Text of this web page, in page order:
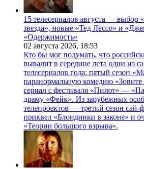
15 телесериалов августа — выбор
звезда», новые «Тед Лессо» и
«Одержимость»
02 августа 2026, 18:53
Кто бы мог подумать, что
вывалит в середине лета одни из
телесериалов года: пятый сезон
паранормальную комедию
сериал с фестиваля «Пилот» —
драму «Фейк». Из зарубежных
телепроектов — третий сезон сай-
приквел «Блондинки в законе» и
«Теории большого взрыва».